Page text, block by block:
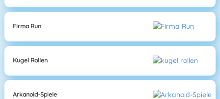
Firma Run
Kugel Rollen
Arkanoid-Spiele